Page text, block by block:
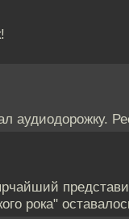
аудиодорожку.
рока"